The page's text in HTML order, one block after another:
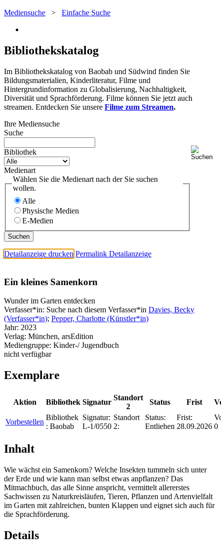
Mediensuche > Einfache Suche
Bibliothekskatalog
Im Bibliothekskatalog von Baobab und Südwind finden Sie
Bildungsmaterialien, Kinderliteratur, Filme und
Hintergrundinformation zu Globalisierung, Nachhaltigkeit,
Diversität und Sprachförderung. Filme können Sie jetzt auch
streamen. Entdecken Sie unsere Filme zum Streamen.
Ihre Mediensuche
Suche
Bibliothek
Medienart
Wählen Sie die Medienart nach der Sie suchen
wollen.
Alle
Physische Medien
E-Medien
Detailanzeige drucken Permalink Detailanzeige
Ein kleines Samenkorn
Wunder im Garten entdecken
Verfasser*in: Suche nach diesem Verfasser*in Davies, Becky
(Verfasser*in); Pepper, Charlotte (Künstler*in)
Jahr: 2023
Verlag: München, arsEdition
Mediengruppe: Kinder-/ Jugendbuch
nicht verfügbar
Exemplare
Aktion Bibliothek Signatur
Standort
2
Status Frist
Vorbestellen
Bibliothek
: Baobab
Signatur:
L-1/0550
Standort
2:
Status:
Entliehen
Frist:
28.09.2026 0
Inhalt
Wie wächst ein Samenkorn? Welche Insekten tummeln sich unter
der Erde und wie kann man selbst etwas anpflanzen? Das
Mitmachbuch, das alle Sinne anspricht, vermittelt allererstes
Sachwissen zu Naturkreisläufen, Tieren, Pflanzen und Artenvielfalt
im Garten mit zahlreichen, bunten Klappen und eignet sich auch für
die Sprachförderung.
Details